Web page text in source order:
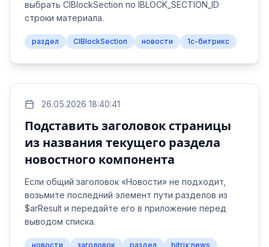
выбрать CIBlockSection по IBLOCK_SECTION_ID
строки материала.
раздел CIBlockSection новости 1с-битрикс
26.05.2026 18:40:41
Подставить заголовок страницы
из названия текущего раздела
новостного компонента
Если общий заголовок «Новости» не подходит,
возьмите последний элемент пути разделов из
$arResult и передайте его в приложение перед
выводом списка.
новости заголовок раздел
bitrix:news